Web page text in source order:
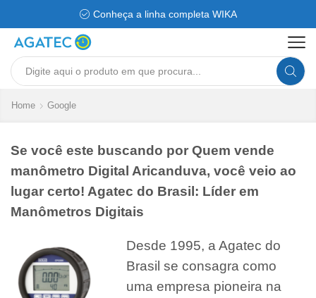
Conheça a linha completa WIKA
Search
Home Google
Se você este buscando por Quem vende
manômetro Digital Aricanduva, você veio ao
lugar certo! Agatec do Brasil: Líder em
Manômetros Digitais
Desde 1995, a Agatec do
Brasil se consagra como
uma empresa pioneira na